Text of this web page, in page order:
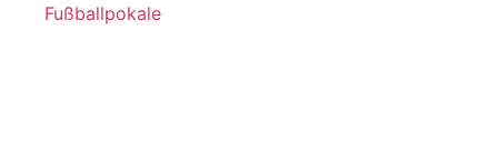
Fußballpokale